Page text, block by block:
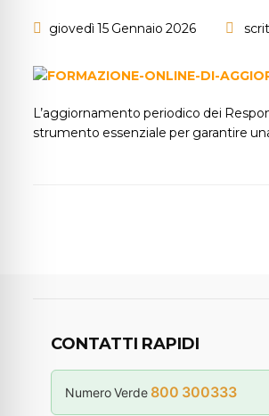
giovedì 15 Gennaio 2026
L’aggiornamento periodico dei
strumento essenziale per garantire
CONTATTI RAPIDI
Numero Verde 800 300333